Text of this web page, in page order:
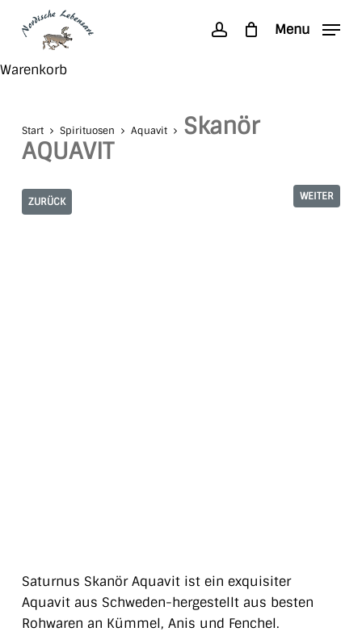
content
accountMenu
WarenkorbClose
Start Spirituosen Aquavit
Skanör
AQUAVIT
ZURÜCK WEITER
Saturnus Skanör Aquavit ist ein exquisiter
Aquavit aus Schweden-hergestellt aus besten
Rohwaren an Kümmel, Anis und Fenchel.